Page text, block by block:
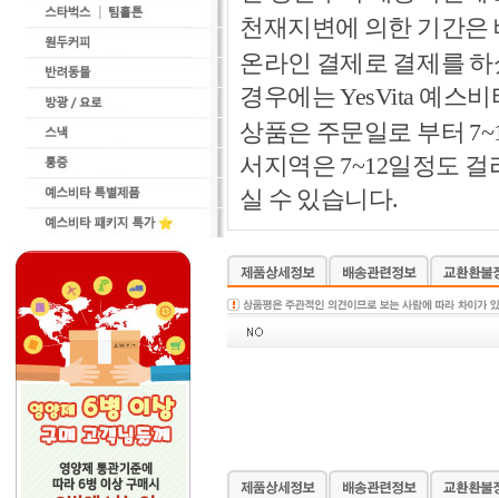
천재지변에 의한 기간
온라인 결제로 결제를
경우에는 YesVita 예스
상품은 주문일로 부터
서지역은 7~12일정도
실 수 있습니다.